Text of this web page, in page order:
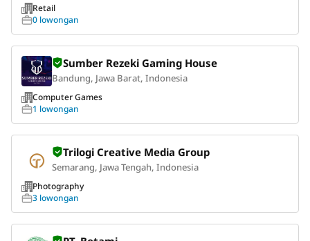
Retail
0 lowongan
Sumber Rezeki Gaming House
Bandung, Jawa Barat, Indonesia
Computer Games
1 lowongan
Trilogi Creative Media Group
Semarang, Jawa Tengah, Indonesia
Photography
3 lowongan